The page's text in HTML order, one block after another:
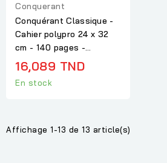
Conquerant
Conquérant Classique -
Cahier polypro 24 x 32
cm - 140 pages -...
16,089 TND
En stock
Affichage 1-13 de 13 article(s)